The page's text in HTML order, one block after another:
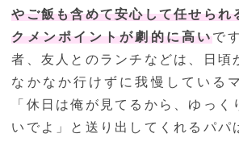
やご飯も含めて安心して任せられ
クメンポイントが劇的に高いで
者、友人とのランチなどは、日頃
なかなか行けずに我慢している
「休日は俺が見てるから、ゆっく
いでよ」と送り出してくれるパパ